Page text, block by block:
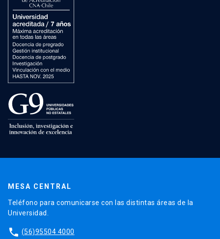
MESA CENTRAL
Teléfono para comunicarse con las distintas áreas de la
Universidad.
phone (56)95504 4000